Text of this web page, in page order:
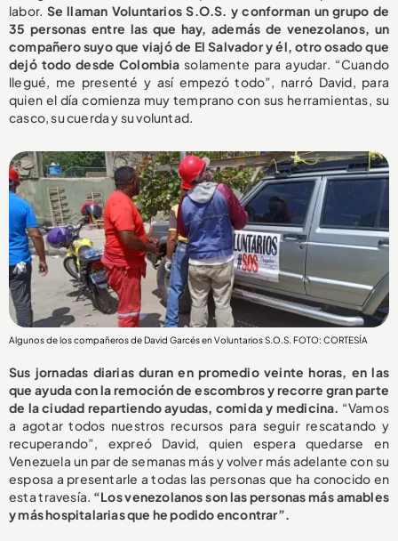
labor. Se llaman Voluntarios S.O.S. y conforman un grupo de
35 personas entre las que hay, además de venezolanos, un
compañero suyo que viajó de El Salvador y él, otro osado que
dejó todo desde Colombia solamente para ayudar. “Cuando
llegué, me presenté y así empezó todo”, narró David, para
quien el día comienza muy temprano con sus herramientas, su
casco, su cuerda y su voluntad.
Algunos de los compañeros de David Garcés en Voluntarios S.O.S. FOTO: CORTESÍA
Sus jornadas diarias duran en promedio veinte horas, en las
que ayuda con la remoción de escombros y recorre gran parte
de la ciudad repartiendo ayudas, comida y medicina. “Vamos
a agotar todos nuestros recursos para seguir rescatando y
recuperando”, expreó David, quien espera quedarse en
Venezuela un par de semanas más y volver más adelante con su
esposa a presentarle a todas las personas que ha conocido en
esta travesía. “Los venezolanos son las personas más amables
y más hospitalarias que he podido encontrar”.